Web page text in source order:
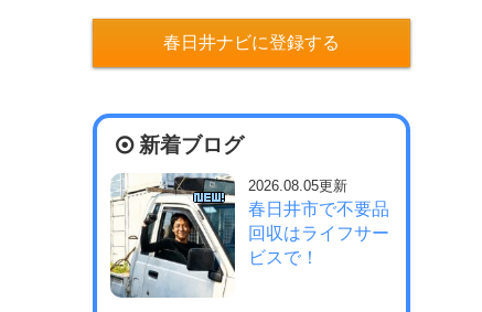
春日井ナビに登録する
新着ブログ
2026.08.05更新
春日井市で不要品
回収はライフサー
ビスで！